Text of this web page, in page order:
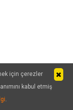
için çerezler
kabul etmiş
.